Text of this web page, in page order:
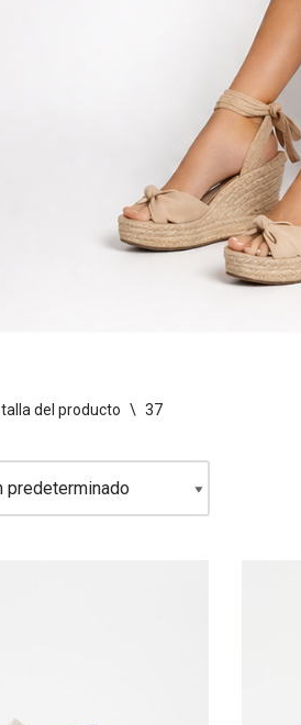
talla del producto \ 37